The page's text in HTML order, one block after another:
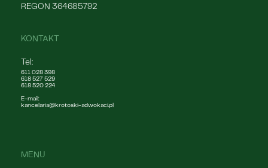
REGON 364685792
KONTAKT
Tel:
611 028 398
618 527 529
618 520 224
E-mail:
kancelaria@krotoski-adwokaci.pl
MENU